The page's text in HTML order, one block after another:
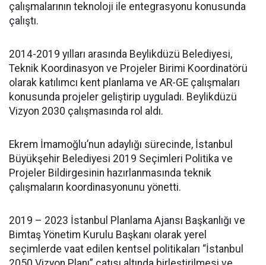
çalışmalarının teknoloji ile entegrasyonu konusunda
çalıştı.
2014-2019 yılları arasında Beylikdüzü Belediyesi,
Teknik Koordinasyon ve Projeler Birimi Koordinatörü
olarak katılımcı kent planlama ve AR-GE çalışmaları
konusunda projeler geliştirip uyguladı. Beylikdüzü
Vizyon 2030 çalışmasında rol aldı.
Ekrem İmamoğlu’nun adaylığı sürecinde, İstanbul
Büyükşehir Belediyesi 2019 Seçimleri Politika ve
Projeler Bildirgesinin hazırlanmasında teknik
çalışmaların koordinasyonunu yönetti.
2019 – 2023 İstanbul Planlama Ajansı Başkanlığı ve
Bimtaş Yönetim Kurulu Başkanı olarak yerel
seçimlerde vaat edilen kentsel politikaları “İstanbul